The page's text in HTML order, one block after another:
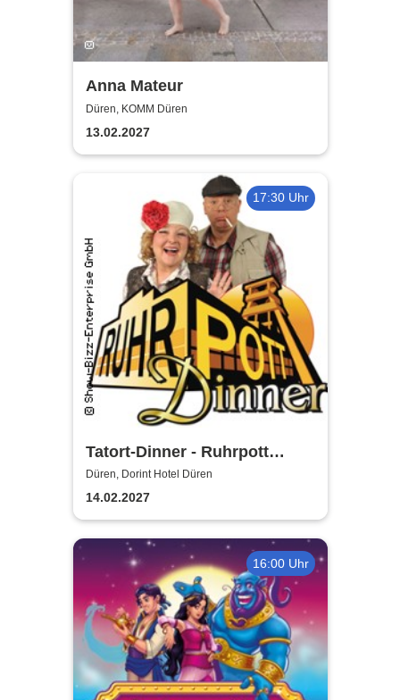
Anna Mateur
Düren, KOMM Düren
13.02.2027
17:30 Uhr
Tatort-Dinner - Ruhrpott
Dinner
Düren, Dorint Hotel Düren
14.02.2027
16:00 Uhr